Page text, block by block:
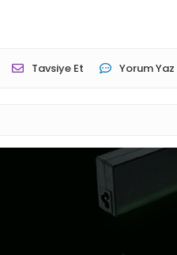
Tavsiye Et Yorum Yaz